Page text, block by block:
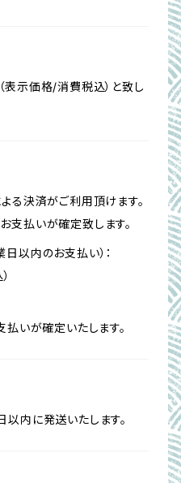
表示価格/消費税込）と致し
る決済がご利用頂けます。
支払いが確定致します。
以内のお支払い）：
払いが確定いたします。
内に発送いたします。